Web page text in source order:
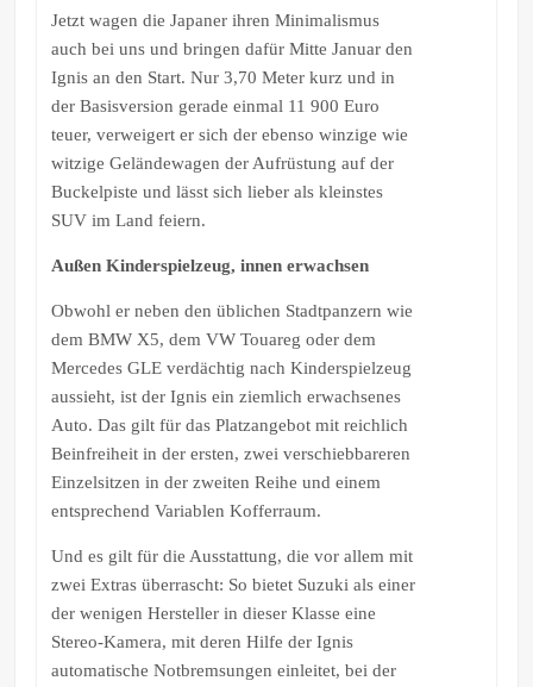
Jetzt wagen die Japaner ihren Minimalismus
auch bei uns und bringen dafür Mitte Januar den
Ignis an den Start. Nur 3,70 Meter kurz und in
der Basisversion gerade einmal 11 900 Euro
teuer, verweigert er sich der ebenso winzige wie
witzige Geländewagen der Aufrüstung auf der
Buckelpiste und lässt sich lieber als kleinstes
SUV im Land feiern.
Außen Kinderspielzeug, innen erwachsen
Obwohl er neben den üblichen Stadtpanzern wie
dem BMW X5, dem VW Touareg oder dem
Mercedes GLE verdächtig nach Kinderspielzeug
aussieht, ist der Ignis ein ziemlich erwachsenes
Auto. Das gilt für das Platzangebot mit reichlich
Beinfreiheit in der ersten, zwei verschiebbareren
Einzelsitzen in der zweiten Reihe und einem
entsprechend Variablen Kofferraum.
Und es gilt für die Ausstattung, die vor allem mit
zwei Extras überrascht: So bietet Suzuki als einer
der wenigen Hersteller in dieser Klasse eine
Stereo-Kamera, mit deren Hilfe der Ignis
automatische Notbremsungen einleitet, bei der